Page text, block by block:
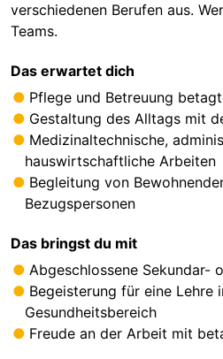
verschiedenen Berufen aus.
Teams.
Das erwartet dich
Pflege und Betreuung
Gestaltung des Alltags mit
Medizinaltechnische,
hauswirtschaftliche Arbeiten
Begleitung von
Bezugspersonen
Das bringst du mit
Abgeschlossene Sekundar-
Begeisterung für eine Lehre
Gesundheitsbereich
Freude an der Arbeit mit